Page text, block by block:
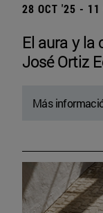
28 OCT '25 - 11
El aura y la
José Ortiz
Más